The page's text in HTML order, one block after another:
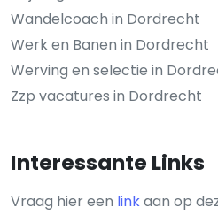
Wandelcoach in Dordrecht
Werk en Banen in Dordrecht
Werving en selectie in
Zzp vacatures in Dordrecht
Interessante Links
Vraag hier een linkaan op